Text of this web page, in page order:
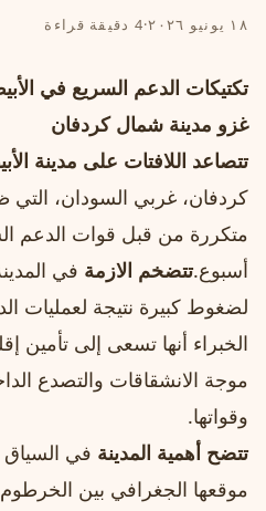
١٨ يونيو ٢٠٢٦ ·4 دقيقة قراءة
تكتيكات الدعم السريع في
غزو مدينة شمال كردفان
تتصاعد اللافتات على مدينة
كردفان، غربي السودان،
متكررة من قبل قوات الدعم
أسبوع.تتضخم الازمة في
لضغوط كبيرة نتيجة لعمليات
الخبراء أنها تسعى إلى تأمين
موجة الانشقاقات والتصدع
وقواتها.
تتضح أهمية المدينة في
موقعها الجغرافي بين